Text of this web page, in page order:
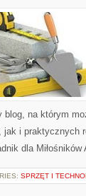
blog, na którym
jak i praktycznych
dla
SPRZĘT I